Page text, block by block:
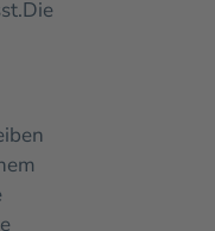
Die